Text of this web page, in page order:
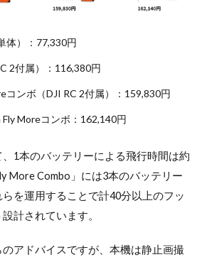
体）：77,330円
2付属）：116,380円
コンボ（DJI RC 2付属）：159,830円
Moreコンボ：162,140円
1本のバッテリーによる飛行時間は約
More Combo」には3本のバッテリー
を運用することで計40分以上のフッ
計されています。
アドバイスですが、本機は静止画撮